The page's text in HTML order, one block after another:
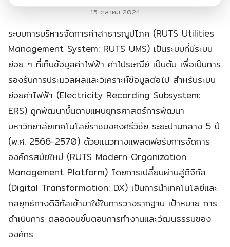
15 ตุลาคม 2024
ระบบการบริหารจัดการค่าสาธารณูปโภค (RUTS Utilities
Management System: RUTS UMS) เป็นระบบที่มีระบบ
ย่อย ๆ ที่เก็บข้อมูลค่าไฟฟ้า ค่าไปรษณีย์ เป็นต้น เพื่อเป็นการ
รองรับการประมวลผลและวิเคราะห์ข้อมูลต่อไป สำหรับระบบ
ย่อยค่าไฟฟ้า (Electricity Recording Subsystem:
ERS) ถูกพัฒนาขึ้นตามแผนยุทธศาสตร์การพัฒนา
มหาวิทยาลัยเทคโนโลยีราชมงคงศรีวิชัย ระยะปานกลาง 5 ปี
(พ.ศ. 2566-2570) ด้วยเเนวทางแพลตฟอร์มการจัดการ
องค์กรสมัยใหม่ (RUTS Modern Organization
Management Platform) โดยการเปลี่ยนผ่านสู่ดิจิทัล
(Digital Transformation: DX) เป็นการนำเทคโนโลยีและ
กลยุทธ์ทางดิจิทัลเข้ามาใช้ในการวางรากฐาน เป้าหมาย การ
ดำเนินการ ตลอดจนขั้นตอนการทำงานและวัฒนธรรมของ
องค์กร